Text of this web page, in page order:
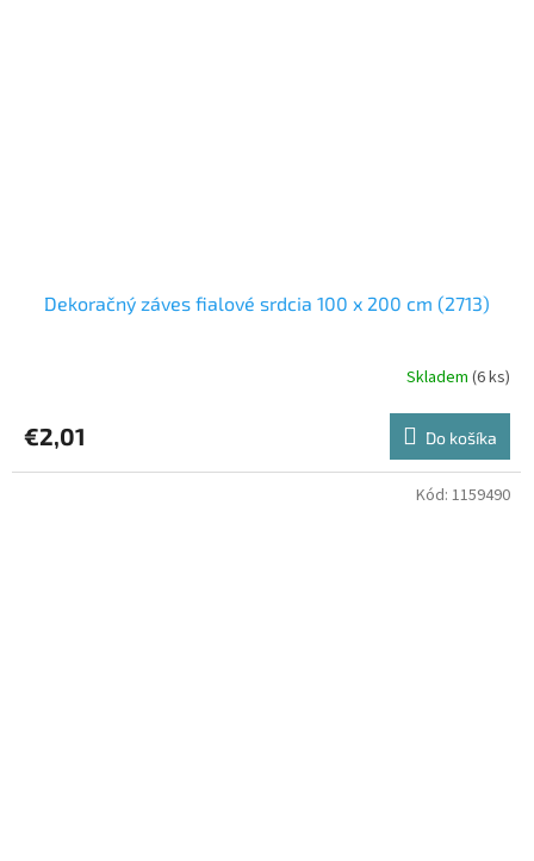
Dekoračný záves fialové srdcia 100 x 200 cm (2713)
Skladem (6 ks)
€2,01 Do košíka
Kód: 1159490